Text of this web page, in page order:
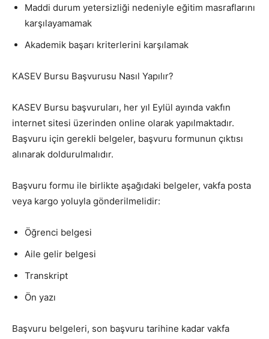
Maddi durum yetersizliği nedeniyle eğitim masraflarını
karşılayamamak
Akademik başarı kriterlerini karşılamak
KASEV Bursu Başvurusu Nasıl Yapılır?
KASEV Bursu başvuruları, her yıl Eylül ayında vakfın
internet sitesi üzerinden online olarak yapılmaktadır.
Başvuru için gerekli belgeler, başvuru formunun çıktısı
alınarak doldurulmalıdır.
Başvuru formu ile birlikte aşağıdaki belgeler, vakfa posta
veya kargo yoluyla gönderilmelidir:
Öğrenci belgesi
Aile gelir belgesi
Transkript
Ön yazı
Başvuru belgeleri, son başvuru tarihine kadar vakfa